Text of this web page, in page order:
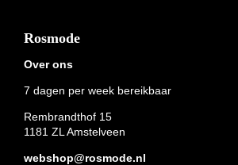
Footer
Rosmode
Over ons
7 dagen per week bereikbaar
Rembrandthof 15
1181 ZL Amstelveen
webshop@rosmode.nl